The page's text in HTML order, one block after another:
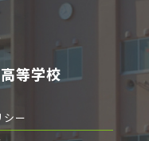
等学校
シー